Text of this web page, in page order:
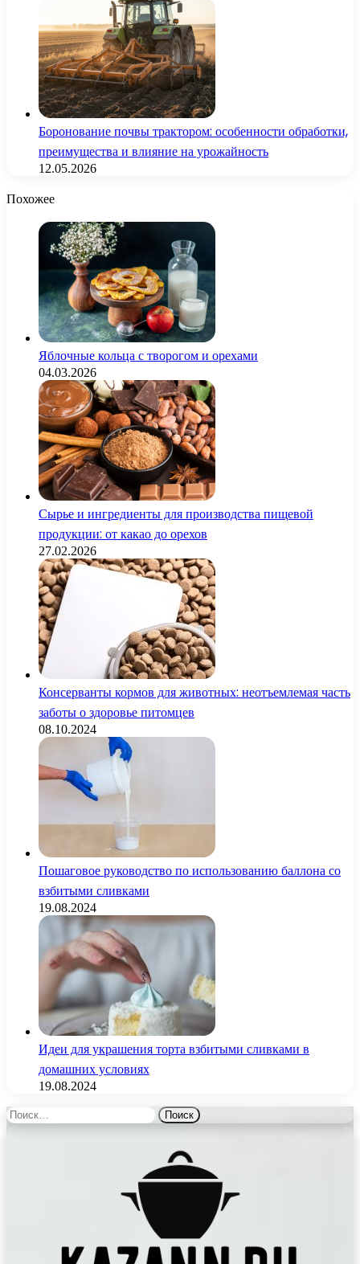
Боронование почвы трактором: особенности обработки,
преимущества и влияние на урожайность
12.05.2026
Похожее
Яблочные кольца с творогом и орехами
04.03.2026
Сырье и ингредиенты для производства пищевой
продукции: от какао до орехов
27.02.2026
Консерванты кормов для животных: неотъемлемая часть
заботы о здоровье питомцев
08.10.2024
Пошаговое руководство по использованию баллона со
взбитыми сливками
19.08.2024
Идеи для украшения торта взбитыми сливками в
домашних условиях
19.08.2024
Найти: